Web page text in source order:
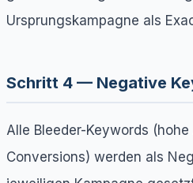
Ursprungskampagne als
Schritt 4 — Negative
Alle Bleeder-Keywords
Conversions) werden als